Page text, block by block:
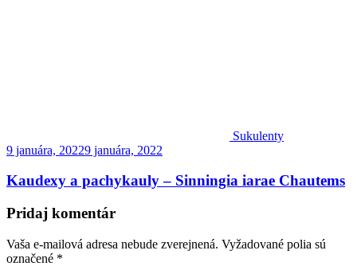
Sukulenty
9 januára, 20229 januára, 2022
Kaudexy a pachykauly – Sinningia iarae Chautems
Pridaj komentár
Vaša e-mailová adresa nebude zverejnená. Vyžadované polia sú
označené *